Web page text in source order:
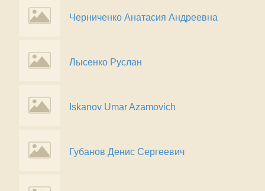
Черниченко Анатасия Андреевна
Лысенко Руслан
Iskanov Umar Azamovich
Губанов Денис Сергеевич